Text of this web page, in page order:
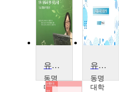
유아교육기관 운영관리
동명
대학
유아교육기관운영관리
동명
대학